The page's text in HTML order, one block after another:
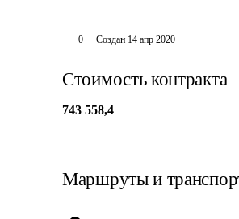
0 Создан 14 апр 2020
Стоимость контракта
743 558,4
Маршруты и